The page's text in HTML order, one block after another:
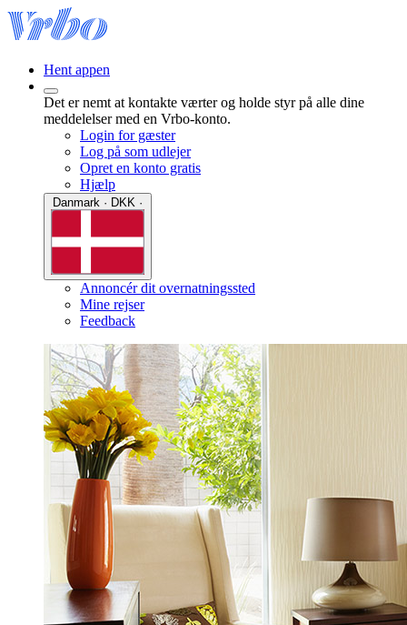
Hent appen
Det er nemt at kontakte værter og holde styr på alle dine
meddelelser med en Vrbo-konto.
Login for gæster
Log på som udlejer
Opret en konto gratis
Hjælp
Annoncér dit overnatningssted
Mine rejser
Feedback